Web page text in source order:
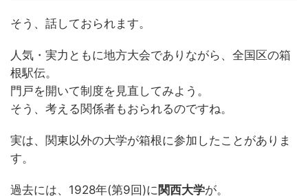
そう、話しておられます。
人気・実力ともに地方大会でありながら、全国区の箱
根駅伝。
門戸を開いて制度を見直してみよう。
そう、考える関係者もおられるのですね。
実は、関東以外の大学が箱根に参加したことがありま
す。
過去には、1928年(第9回)に関西大学が。